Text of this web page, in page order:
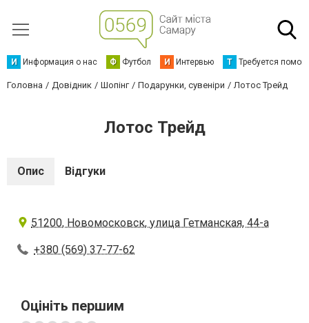
И Информация о нас Ф Футбол И Интервью Т Требуется
Головна Довідник Шопінг Подарунки, сувеніри Лотос Трейд
Лотос Трейд
Опис Відгуки
51200, Новомосковск, улица Гетманская, 44-а
+380 (569) 37-77-62
Оцініть першим